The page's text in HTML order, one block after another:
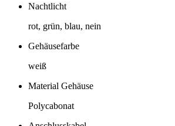
Nachtlicht
rot, grün, blau, nein
Gehäusefarbe
weiß
Material Gehäuse
Polycabonat